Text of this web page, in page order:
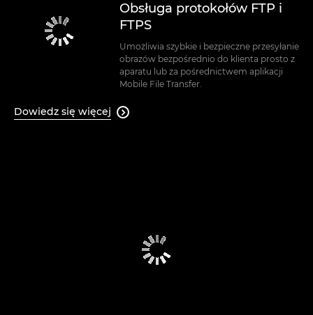
Obsługa protokołów FTP i
FTPS
Umożliwia szybkie i bezpieczne przesyłanie
obrazów bezpośrednio do klienta prosto z
aparatu lub za pośrednictwem aplikacji
Mobile File Transfer.
Dowiedz się więcej 